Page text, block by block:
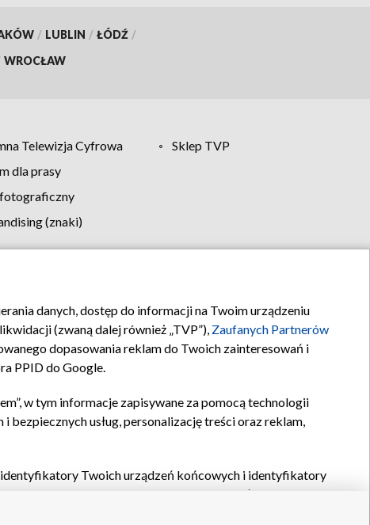
/ LUBLIN / ŁÓDŹ /
WROCŁAW
Telewizja Cyfrowa
Sklep TVP
dla prasy
(znaki)
Kontakt
danych, dostęp do informacji na Twoim urządzeniu
(zwaną dalej również „TVP”), Zaufanych Partnerów
dopasowania reklam do Twoich zainteresowań i
PPID do Google.
w tym informacje zapisywane za pomocą technologii
usług, personalizację treści oraz reklam,
identyfikatory Twoich urządzeń końcowych i identyfikatory
oraz pozostałych
podstawowych reklam, wyboru spersonalizowanych